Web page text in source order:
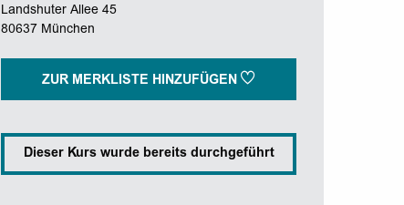
Landshuter Allee 45
80637 München
ZUR MERKLISTE HINZUFÜGEN
Dieser Kurs wurde bereits durchgeführt